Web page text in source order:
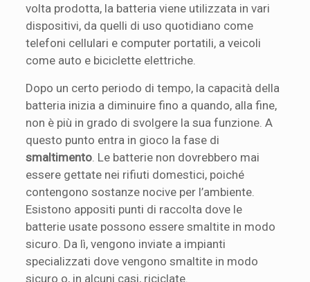
volta prodotta, la batteria viene utilizzata in vari
dispositivi, da quelli di uso quotidiano come
telefoni cellulari e computer portatili, a veicoli
come auto e biciclette elettriche.
Dopo un certo periodo di tempo, la capacità della
batteria inizia a diminuire fino a quando, alla fine,
non è più in grado di svolgere la sua funzione. A
questo punto entra in gioco la fase di
smaltimento . Le batterie non dovrebbero mai
essere gettate nei rifiuti domestici, poiché
contengono sostanze nocive per l’ambiente.
Esistono appositi punti di raccolta dove le
batterie usate possono essere smaltite in modo
sicuro. Da lì, vengono inviate a impianti
specializzati dove vengono smaltite in modo
sicuro o, in alcuni casi, riciclate.